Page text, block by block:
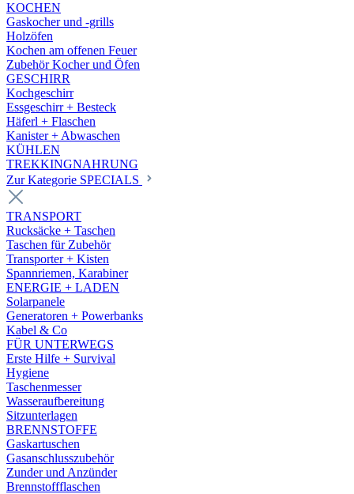
KOCHEN
Gaskocher und -grills
Holzöfen
Kochen am offenen Feuer
Zubehör Kocher und Öfen
GESCHIRR
Kochgeschirr
Essgeschirr + Besteck
Häferl + Flaschen
Kanister + Abwaschen
KÜHLEN
TREKKINGNAHRUNG
Zur Kategorie SPECIALS
TRANSPORT
Rucksäcke + Taschen
Taschen für Zubehör
Transporter + Kisten
Spannriemen, Karabiner
ENERGIE + LADEN
Solarpanele
Generatoren + Powerbanks
Kabel & Co
FÜR UNTERWEGS
Erste Hilfe + Survival
Hygiene
Taschenmesser
Wasseraufbereitung
Sitzunterlagen
BRENNSTOFFE
Gaskartuschen
Gasanschlusszubehör
Zunder und Anzünder
Brennstoffflaschen